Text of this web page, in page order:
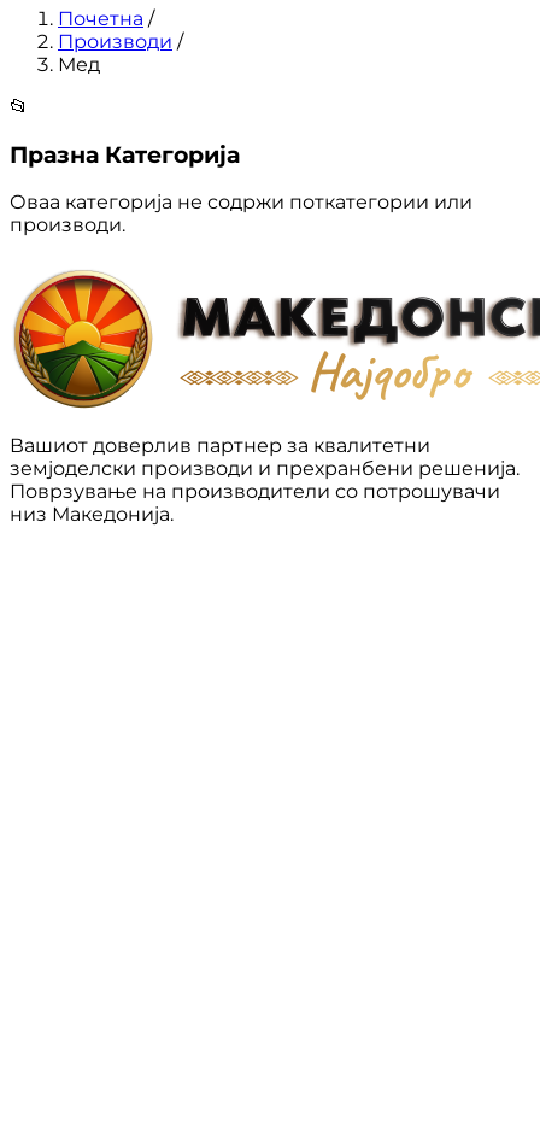
Почетна /
Производи /
Мед
📂
Празна Категорија
Оваа категорија не содржи поткатегории или
производи.
Вашиот доверлив партнер за квалитетни
земјоделски производи и прехранбени решенија.
Поврзување на производители со потрошувачи
низ Македонија.